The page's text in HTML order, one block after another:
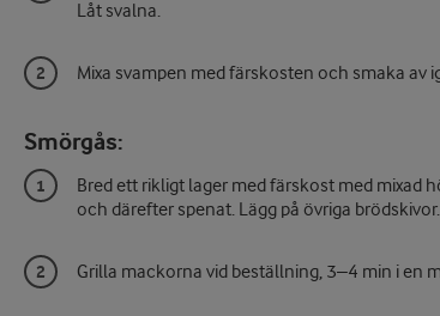
Låt svalna.
Mixa svampen med färskosten och smaka av
Smörgås:
Bred ett rikligt lager med färskost med mixad
och därefter spenat. Lägg på övriga
Grilla mackorna vid beställning, 3–4 min i en